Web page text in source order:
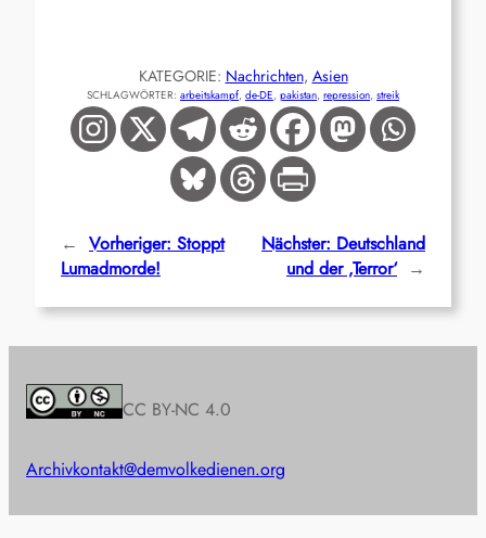
KATEGORIE: Nachrichten, Asien
SCHLAGWÖRTER: arbeitskampf, de-DE, pakistan, repression, streik
← Vorheriger: Stoppt
Lumadmorde!
Nächster: Deutschland
und der ‚Terror‘ →
CC BY-NC 4.0
Archivkontakt@demvolkedienen.org